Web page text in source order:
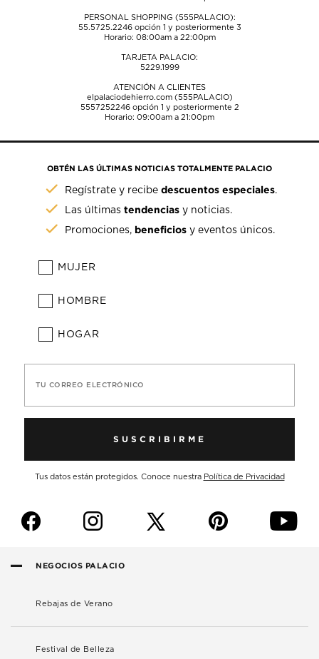
PERSONAL SHOPPING (555PALACIO):
55.5725.2246opción 1 y posteriormente 3
Horario: 08:00am a 22:00pm
TARJETA PALACIO:
5229.1999
ATENCIÓN A CLIENTES
elpalaciodehierro.com (555PALACIO)
5557252246opción 1 y posteriormente 2
Horario: 09:00am a 21:00pm
OBTÉN LAS ÚLTIMAS NOTICIAS TOTALMENTE PALACIO
Regístrate y recibedescuentos especiales.
Las últimastendencias y noticias.
Promociones, beneficios y eventos únicos.
MUJER
HOMBRE
HOGAR
TU CORREO ELECTRÓNICO
SUSCRIBIRME
Tus datos están protegidos. Conoce nuestra Política de Privacidad
f i p y
NEGOCIOS PALACIO
Rebajas de Verano
Festival de Belleza